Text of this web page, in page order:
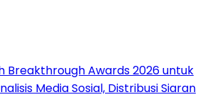
Breakthrough Awards 2026 untuk
Media Sosial, Distribusi Siaran